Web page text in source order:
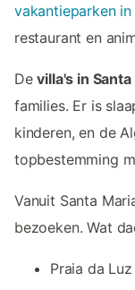
vakantieparken
restaurant en
Devilla's in
families. Er is
kinderen, en de
topbestemming
Vanuit Santa
bezoeken. Wat
Praia da Luz